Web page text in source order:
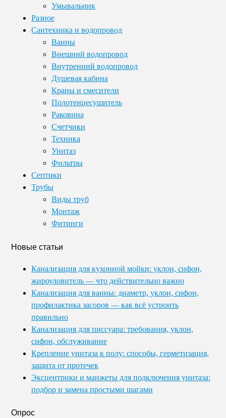
Умывальник
Разное
Сантехника и водопровод
Ванны
Внешний водопровод
Внутренний водопровод
Душевая кабина
Краны и смесители
Полотенцесушитель
Раковина
Счетчики
Техника
Унитаз
Фильтры
Септики
Трубы
Виды труб
Монтаж
Фитинги
Новые статьи
Канализация для кухонной мойки: уклон, сифон,
жироуловитель — что действительно важно
Канализация для ванны: диаметр, уклон, сифон,
профилактика засоров — как всё устроить
правильно
Канализация для писсуара: требования, уклон,
сифон, обслуживание
Крепление унитаза к полу: способы, герметизация,
защита от протечек
Эксцентрики и манжеты для подключения унитаза:
подбор и замена простыми шагами
Опрос